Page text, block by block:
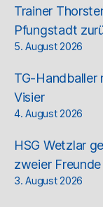
Trainer
Pfungstadt
5. August 2026
TG-Handballer
Visier
4. August 2026
HSG Wetzlar
zweier Freunde
3. August 2026